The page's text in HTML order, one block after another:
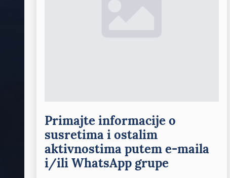
Primajte informacije o
susretima i ostalim
aktivnostima putem e-maila
i/ili WhatsApp grupe